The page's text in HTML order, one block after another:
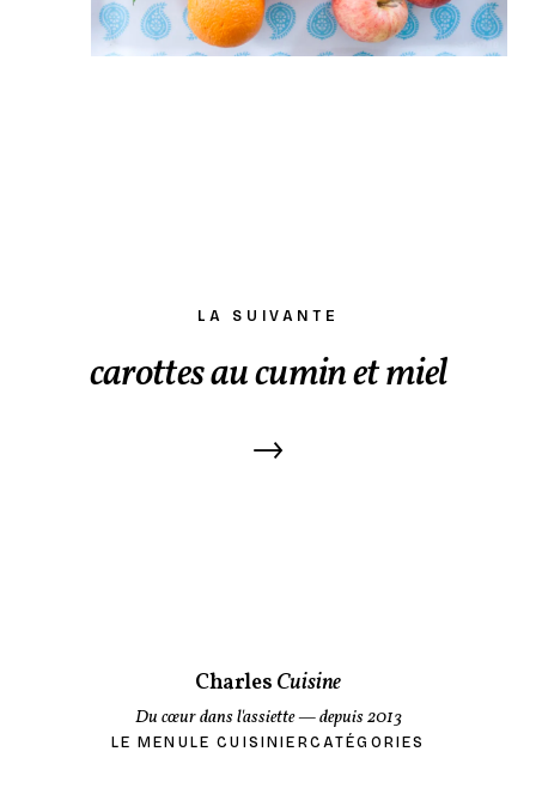
LA SUIVANTE
carottes au cumin et miel
→
Charles Cuisine
Du cœur dans l'assiette— depuis 2013
LE MENU LE CUISINIER CATÉGORIES